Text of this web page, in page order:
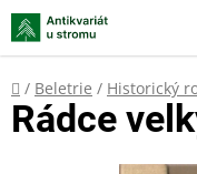
Přejít
na
obsah
Domů
/ Beletrie / Historický
Rádce